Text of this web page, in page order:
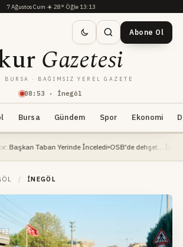
7 Ağustos Cum·☀️ 28°·Öğle 13:13
08 : 53 · İnegöl
Gazetesi
BURSA · BAĞIMSIZ YEREL GAZETE
Abone Ol
Bursa Gündem Spor Ekonomi
Yerinde İnceledi OSB'de dehşet... İnşaat
/ İNEGÖL